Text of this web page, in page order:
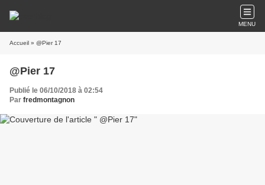
MENU
Accueil » @Pier 17
@Pier 17
Publié le 06/10/2018 à 02:54
Par fredmontagnon